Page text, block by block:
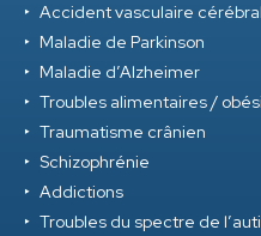
Accident vasculaire cérébral
Maladie de Parkinson
Maladie d’Alzheimer
Troubles alimentaires /
Traumatisme crânien
Schizophrénie
Addictions
Troubles du spectre de